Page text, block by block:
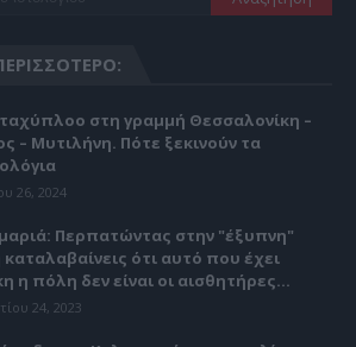
στη γραμμή Θεσσαλονίκη –
– Μυτιλήνη. Πότε ξεκινούν τα
26, 2024
Περπατώντας στην "έξυπνη"
ότι αυτό που έχει
η πόλη δεν είναι οι αισθητήρες...
24, 2023